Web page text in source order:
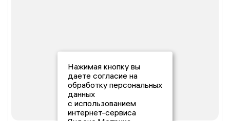
Нажимая кнопку вы
даете согласие на
обработку персональных
данных
с использованием
интернет-сервиса